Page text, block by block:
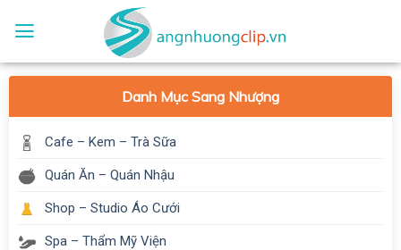
Danh Mục Sang Nhượng
Cafe – Kem – Trà Sữa
Quán Ăn – Quán Nhậu
Shop – Studio Áo Cưới
Spa – Thẩm Mỹ Viện